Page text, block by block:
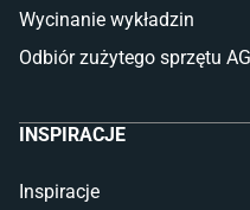
Płytki marmurowe
Wycinanie wykładzin
Odbiór zużytego sprzętu
INSPIRACJE
Inspiracje